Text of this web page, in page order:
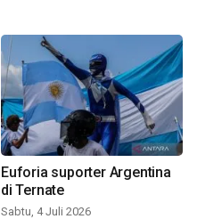
Euforia suporter Argentina
di Ternate
Sabtu, 4 Juli 2026